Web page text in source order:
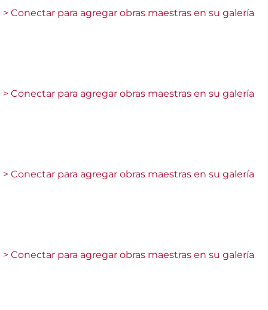
> Conectar para agregar obras maestras en su galería
> Conectar para agregar obras maestras en su galería
> Conectar para agregar obras maestras en su galería
> Conectar para agregar obras maestras en su galería